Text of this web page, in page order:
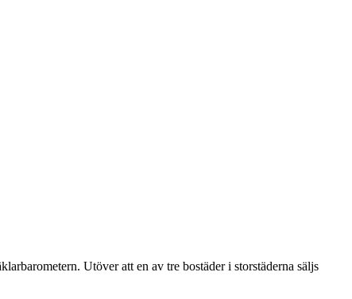
Utöver att en av tre bostäder i storstäderna säljs